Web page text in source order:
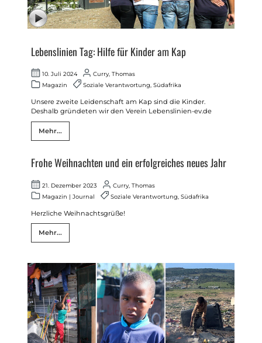
Lebenslinien Tag: Hilfe für Kinder am Kap
10. Juli 2024
Curry, Thomas
Magazin
Soziale Verantwortung,Südafrika
Unsere zweite Leidenschaft am Kap sind die Kinder.
Deshalb gründeten wir den Verein Lebenslinien-ev.de
Mehr...
Frohe Weihnachten und ein erfolgreiches neues Jahr
21. Dezember 2023
Curry, Thomas
Magazin | Journal Soziale Verantwortung ,Südafrika
Herzliche Weihnachtsgrüße!
Mehr...